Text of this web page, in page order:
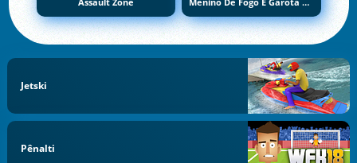
Jetski
Pênalti